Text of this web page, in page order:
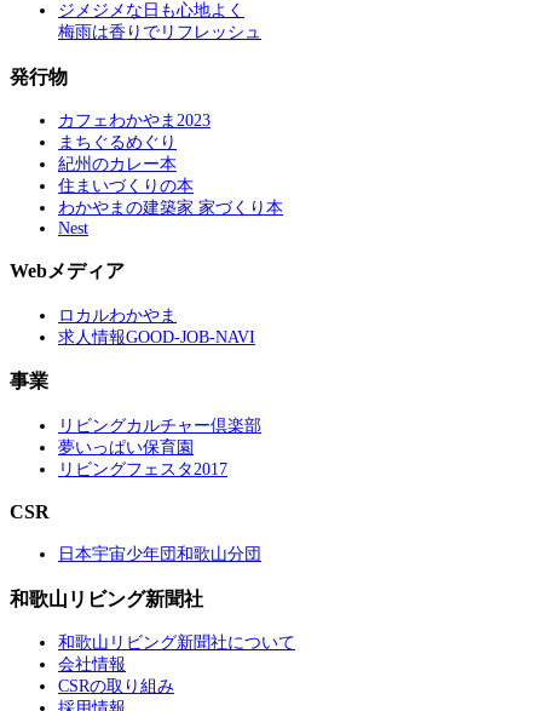
ジメジメな日も心地よく
梅雨は香りでリフレッシュ
発行物
カフェわかやま2023
まちぐるめぐり
紀州のカレー本
住まいづくりの本
わかやまの建築家 家づくり本
Nest
Webメディア
ロカルわかやま
求人情報GOOD-JOB-NAVI
事業
リビングカルチャー倶楽部
夢いっぱい保育園
リビングフェスタ2017
CSR
日本宇宙少年団和歌山分団
和歌山リビング新聞社
和歌山リビング新聞社について
会社情報
CSRの取り組み